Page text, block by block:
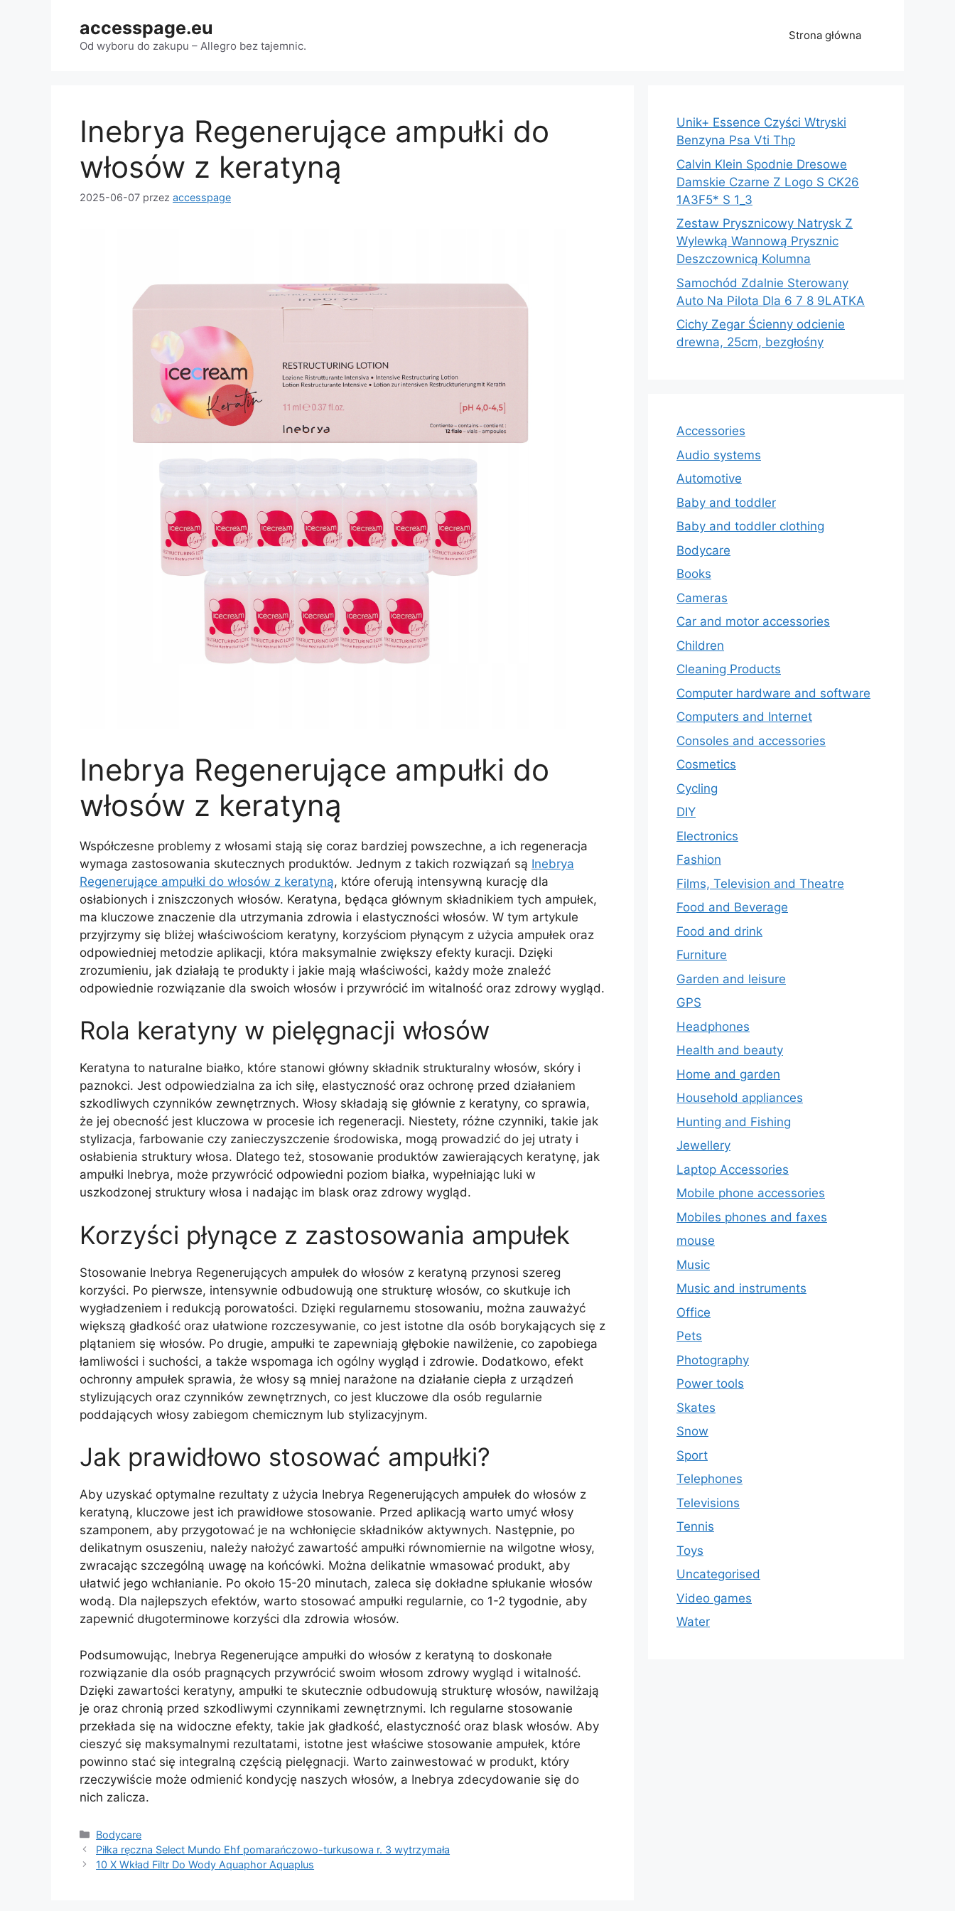
accesspage.eu
Od wyboru do zakupu – Allegro bez tajemnic.
Strona główna
Inebrya Regenerujące ampułki do
włosów z keratyną
2025-06-07 przez accesspage
Inebrya Regenerujące ampułki do
włosów z keratyną
Współczesne problemy z włosami stają się coraz bardziej powszechne, a ich regeneracja
wymaga zastosowania skutecznych produktów. Jednym z takich rozwiązań są Inebrya
Regenerujące ampułki do włosów z keratyną, które oferują intensywną kurację dla
osłabionych i zniszczonych włosów. Keratyna, będąca głównym składnikiem tych ampułek,
ma kluczowe znaczenie dla utrzymania zdrowia i elastyczności włosów. W tym artykule
przyjrzymy się bliżej właściwościom keratyny, korzyściom płynącym z użycia ampułek oraz
odpowiedniej metodzie aplikacji, która maksymalnie zwiększy efekty kuracji. Dzięki
zrozumieniu, jak działają te produkty i jakie mają właściwości, każdy może znaleźć
odpowiednie rozwiązanie dla swoich włosów i przywrócić im witalność oraz zdrowy wygląd.
Rola keratyny w pielęgnacji włosów
Keratyna to naturalne białko, które stanowi główny składnik strukturalny włosów, skóry i
paznokci. Jest odpowiedzialna za ich siłę, elastyczność oraz ochronę przed działaniem
szkodliwych czynników zewnętrznych. Włosy składają się głównie z keratyny, co sprawia,
że jej obecność jest kluczowa w procesie ich regeneracji. Niestety, różne czynniki, takie jak
stylizacja, farbowanie czy zanieczyszczenie środowiska, mogą prowadzić do jej utraty i
osłabienia struktury włosa. Dlatego też, stosowanie produktów zawierających keratynę, jak
ampułki Inebrya, może przywrócić odpowiedni poziom białka, wypełniając luki w
uszkodzonej struktury włosa i nadając im blask oraz zdrowy wygląd.
Korzyści płynące z zastosowania ampułek
Stosowanie Inebrya Regenerujących ampułek do włosów z keratyną przynosi szereg
korzyści. Po pierwsze, intensywnie odbudowują one strukturę włosów, co skutkuje ich
wygładzeniem i redukcją porowatości. Dzięki regularnemu stosowaniu, można zauważyć
większą gładkość oraz ułatwione rozczesywanie, co jest istotne dla osób borykających się z
plątaniem się włosów. Po drugie, ampułki te zapewniają głębokie nawilżenie, co zapobiega
łamliwości i suchości, a także wspomaga ich ogólny wygląd i zdrowie. Dodatkowo, efekt
ochronny ampułek sprawia, że włosy są mniej narażone na działanie ciepła z urządzeń
stylizujących oraz czynników zewnętrznych, co jest kluczowe dla osób regularnie
poddających włosy zabiegom chemicznym lub stylizacyjnym.
Jak prawidłowo stosować ampułki?
Aby uzyskać optymalne rezultaty z użycia Inebrya Regenerujących ampułek do włosów z
keratyną, kluczowe jest ich prawidłowe stosowanie. Przed aplikacją warto umyć włosy
szamponem, aby przygotować je na wchłonięcie składników aktywnych. Następnie, po
delikatnym osuszeniu, należy nałożyć zawartość ampułki równomiernie na wilgotne włosy,
zwracając szczególną uwagę na końcówki. Można delikatnie wmasować produkt, aby
ułatwić jego wchłanianie. Po około 15-20 minutach, zaleca się dokładne spłukanie włosów
wodą. Dla najlepszych efektów, warto stosować ampułki regularnie, co 1-2 tygodnie, aby
zapewnić długoterminowe korzyści dla zdrowia włosów.
Podsumowując, Inebrya Regenerujące ampułki do włosów z keratyną to doskonałe
rozwiązanie dla osób pragnących przywrócić swoim włosom zdrowy wygląd i witalność.
Dzięki zawartości keratyny, ampułki te skutecznie odbudowują strukturę włosów, nawilżają
je oraz chronią przed szkodliwymi czynnikami zewnętrznymi. Ich regularne stosowanie
przekłada się na widoczne efekty, takie jak gładkość, elastyczność oraz blask włosów. Aby
cieszyć się maksymalnymi rezultatami, istotne jest właściwe stosowanie ampułek, które
powinno stać się integralną częścią pielęgnacji. Warto zainwestować w produkt, który
rzeczywiście może odmienić kondycję naszych włosów, a Inebrya zdecydowanie się do
nich zalicza.
Kategorie
Bodycare
Piłka ręczna Select Mundo Ehf pomarańczowo-turkusowa r. 3 wytrzymała
10 X Wkład Filtr Do Wody Aquaphor Aquaplus
Unik+ Essence Czyści Wtryski
Benzyna Psa Vti Thp
Calvin Klein Spodnie Dresowe
Damskie Czarne Z Logo S CK26
1A3F5* S 1_3
Zestaw Prysznicowy Natrysk Z
Wylewką Wannową Prysznic
Deszczownicą Kolumna
Samochód Zdalnie Sterowany
Auto Na Pilota Dla 6 7 8 9LATKA
Cichy Zegar Ścienny odcienie
drewna, 25cm, bezgłośny
Accessories
Audio systems
Automotive
Baby and toddler
Baby and toddler clothing
Bodycare
Books
Cameras
Car and motor accessories
Children
Cleaning Products
Computer hardware and software
Computers and Internet
Consoles and accessories
Cosmetics
Cycling
DIY
Electronics
Fashion
Films, Television and Theatre
Food and Beverage
Food and drink
Furniture
Garden and leisure
GPS
Headphones
Health and beauty
Home and garden
Household appliances
Hunting and Fishing
Jewellery
Laptop Accessories
Mobile phone accessories
Mobiles phones and faxes
mouse
Music
Music and instruments
Office
Pets
Photography
Power tools
Skates
Snow
Sport
Telephones
Televisions
Tennis
Toys
Uncategorised
Video games
Water